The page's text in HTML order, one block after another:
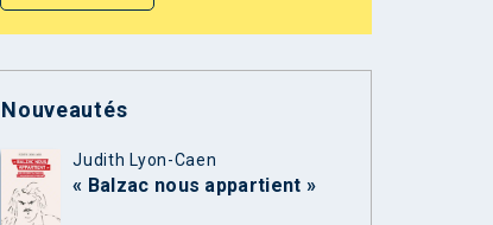
Nouveautés
Judith Lyon-Caen
« Balzac nous appartient »